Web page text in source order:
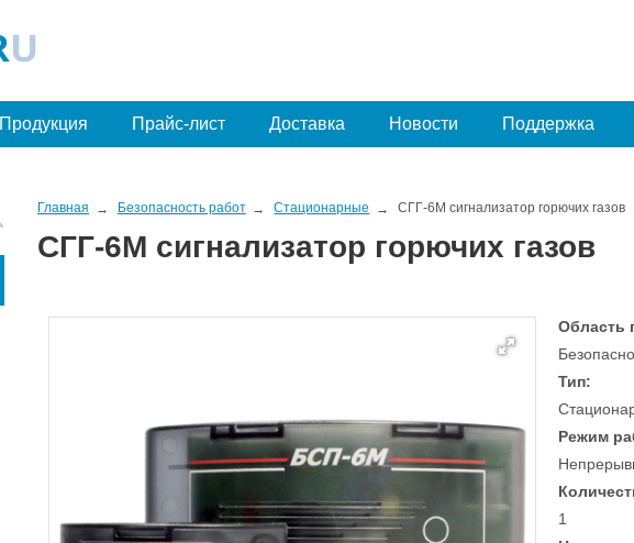
Продукция Прайс-лист Доставка Новости Поддержка
Главная Безопасность работ Стационарные СГГ-6М сигнализатор горючих газов
СГГ-6М сигнализатор горючих газов
Область
Тип:
Режим
1